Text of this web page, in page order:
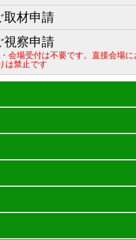
取材申請
視察申請
会場受付は不要です。直接会場
は禁止です